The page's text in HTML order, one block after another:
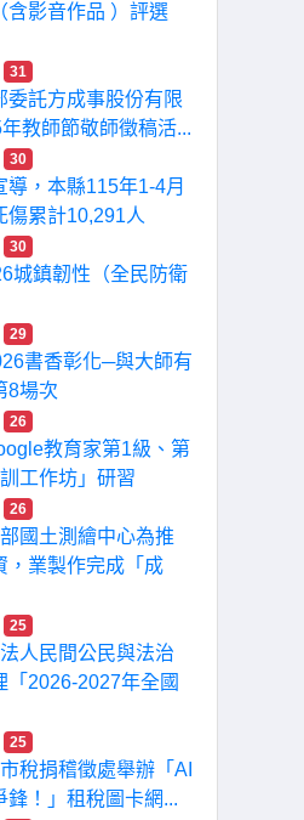
含影音作品 ）評選
31
委託方成事股份有限
教師節敬師徵稿活...
30
導，本縣115年1-4月
傷累計10,291人
30
城鎮韌性（全民防衛
29
書香彰化─與大師有
8場次
26
教育家第1級、第
工作坊」研習
26
國土測繪中心為推
，業製作完成「成
25
人民間公民與法治
「2026-2027年全國
25
稅捐稽徵處舉辦「AI
鋒！」租稅圖卡網...